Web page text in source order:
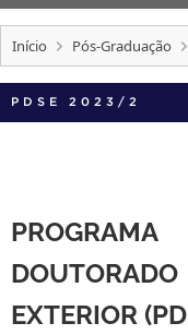
EDITAIS
INTERNACIONAL
OUVIDORIA
Início Pós-Graduação
PDSE 2023/2
EXTERIOR